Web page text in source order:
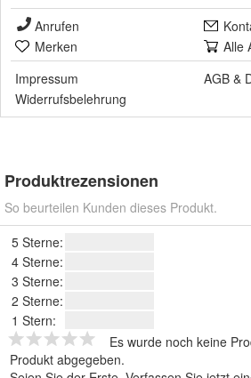
Anrufen
Merken
Alle
Impressum
AGB &
Widerrufsbelehrung
Produktrezensionen
So beurteilen Kunden dieses Produkt.
5 Sterne:
4 Sterne:
3 Sterne:
2 Sterne:
1 Stern:
Es wurde noch keine
Produkt abgegeben.